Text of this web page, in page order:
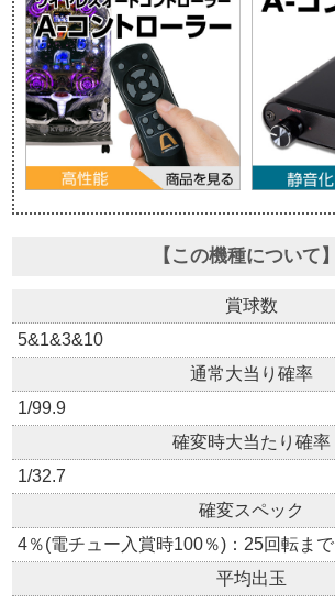
【この機種について】
賞球数
5&1&3&10
通常大当り確率
1/99.9
確変時大当たり確率
1/32.7
確変スペック
4％(電チュー入賞時100％)：25回転まで
平均出玉